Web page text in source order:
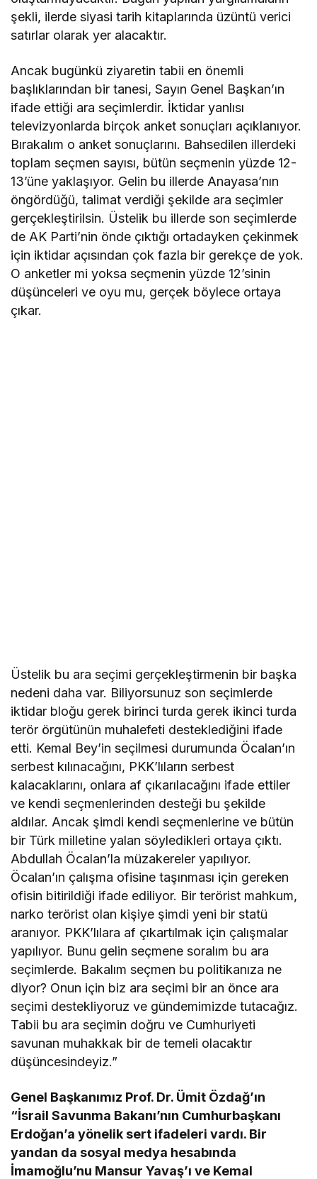
şekli, ilerde siyasi tarih kitaplarında üzüntü verici
satırlar olarak yer alacaktır.
Ancak bugünkü ziyaretin tabii en önemli
başlıklarından bir tanesi, Sayın Genel Başkan’ın
ifade ettiği ara seçimlerdir. İktidar yanlısı
televizyonlarda birçok anket sonuçları açıklanıyor.
Bırakalım o anket sonuçlarını. Bahsedilen illerdeki
toplam seçmen sayısı, bütün seçmenin yüzde 12-
13’üne yaklaşıyor. Gelin bu illerde Anayasa’nın
öngördüğü, talimat verdiği şekilde ara seçimler
gerçekleştirilsin. Üstelik bu illerde son seçimlerde
de AK Parti’nin önde çıktığı ortadayken çekinmek
için iktidar açısından çok fazla bir gerekçe de yok.
O anketler mi yoksa seçmenin yüzde 12’sinin
düşünceleri ve oyu mu, gerçek böylece ortaya
çıkar.
Üstelik bu ara seçimi gerçekleştirmenin bir başka
nedeni daha var. Biliyorsunuz son seçimlerde
iktidar bloğu gerek birinci turda gerek ikinci turda
terör örgütünün muhalefeti desteklediğini ifade
etti. Kemal Bey’in seçilmesi durumunda Öcalan’ın
serbest kılınacağını, PKK’lıların serbest
kalacaklarını, onlara af çıkarılacağını ifade ettiler
ve kendi seçmenlerinden desteği bu şekilde
aldılar. Ancak şimdi kendi seçmenlerine ve bütün
bir Türk milletine yalan söyledikleri ortaya çıktı.
Abdullah Öcalan’la müzakereler yapılıyor.
Öcalan’ın çalışma ofisine taşınması için gereken
ofisin bitirildiği ifade ediliyor. Bir terörist mahkum,
narko terörist olan kişiye şimdi yeni bir statü
aranıyor. PKK’lılara af çıkartılmak için çalışmalar
yapılıyor. Bunu gelin seçmene soralım bu ara
seçimlerde. Bakalım seçmen bu politikanıza ne
diyor? Onun için biz ara seçimi bir an önce ara
seçimi destekliyoruz ve gündemimizde tutacağız.
Tabii bu ara seçimin doğru ve Cumhuriyeti
savunan muhakkak bir de temeli olacaktır
düşüncesindeyiz.”
Genel Başkanımız Prof. Dr. Ümit Özdağ’ın
“İsrail Savunma Bakanı’nın Cumhurbaşkanı
Erdoğan’a yönelik sert ifadeleri vardı. Bir
yandan da sosyal medya hesabında
İmamoğlu’nu Mansur Yavaş’ı ve Kemal